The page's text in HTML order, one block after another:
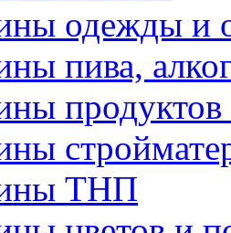
одежды и
пива,
продуктов
ТНП